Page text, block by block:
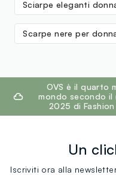
Sciarpe eleganti
Scarpe nere per
footer.ariatitleOVS è il quarto
mondo secondo il
2025 di
Un
Iscriviti ora alla